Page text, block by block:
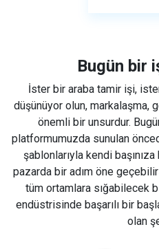
Bugün bir
İster bir araba tamir işi,
düşünüyor olun, markalaşma,
önemli bir unsurdur.
platformumuzda sunulan
şablonlarıyla kendi
pazarda bir adım öne
tüm ortamlara sığabilecek
endüstrisinde başarılı bir
olan